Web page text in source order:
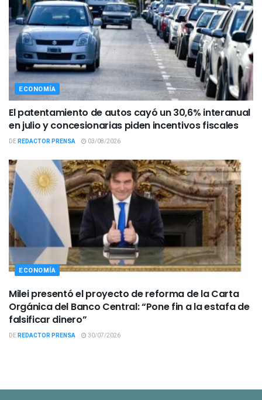
ECONOMÍA
El patentamiento de autos cayó un 30,6% interanual
en julio y concesionarias piden incentivos fiscales
DEREDACTOR PRENSA 03/08/2026
ECONOMÍA
Milei presentó el proyecto de reforma de la Carta
Orgánica del Banco Central: “Pone fin a la estafa de
falsificar dinero”
DEREDACTOR PRENSA 30/07/2026